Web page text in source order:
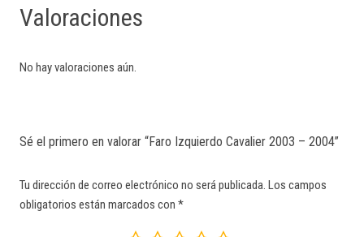
Valoraciones
No hay valoraciones aún.
Sé el primero en valorar “Faro Izquierdo Cavalier 2003 – 2004”
Tu dirección de correo electrónico no será publicada. Los campos
obligatorios están marcados con *